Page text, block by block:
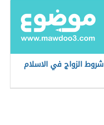
شروط الزواج في الاسلام